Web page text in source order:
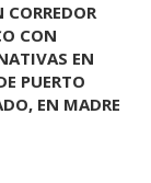
CON
EN
PUERTO
EN MADRE